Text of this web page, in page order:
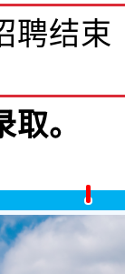
聘结束
。